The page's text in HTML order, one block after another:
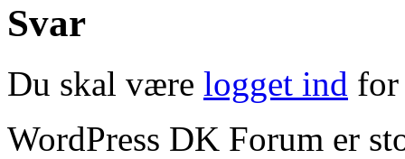
Svar
Du skal være logget ind for
WordPress DK Forum er